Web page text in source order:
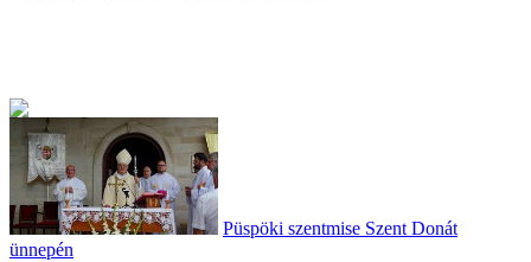
Püspöki szentmise Szent Donát
ünnepén